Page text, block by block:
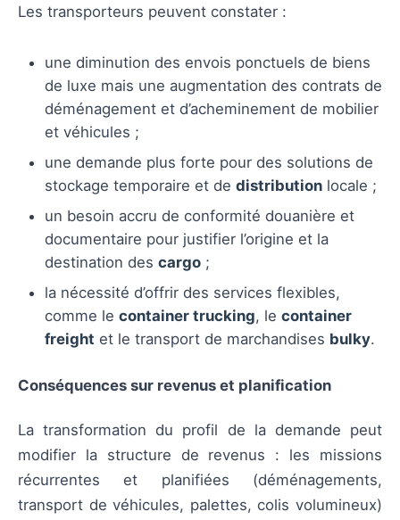
Les transporteurs peuvent constater :
une diminution des envois ponctuels de biens
de luxe mais une augmentation des contrats de
déménagement et d’acheminement de mobilier
et véhicules ;
une demande plus forte pour des solutions de
stockage temporaire et de distribution locale ;
un besoin accru de conformité douanière et
documentaire pour justifier l’origine et la
destination des cargo ;
la nécessité d’offrir des services flexibles,
comme le container trucking, le container
freight et le transport de marchandises bulky.
Conséquences sur revenus et planification
La transformation du profil de la demande peut
modifier la structure de revenus : les missions
récurrentes et planifiées (déménagements,
transport de véhicules, palettes, colis volumineux)